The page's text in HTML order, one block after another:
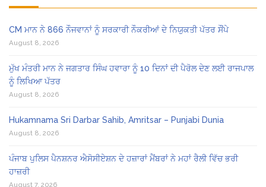
CM ਮਾਨ ਨੇ 866 ਨੌਜਵਾਨਾਂ ਨੂੰ ਸਰਕਾਰੀ ਨੌਕਰੀਆਂ ਦੇ ਨਿਯੁਕਤੀ ਪੱਤਰ ਸੌਂਪੇ
August 8, 2026
ਮੁੱਖ ਮੰਤਰੀ ਮਾਨ ਨੇ ਜਗਤਾਰ ਸਿੰਘ ਹਵਾਰਾ ਨੂੰ 10 ਦਿਨਾਂ ਦੀ ਪੈਰੋਲ ਦੇਣ ਲਈ ਰਾਜਪਾਲ
ਨੂੰ ਲਿਖਿਆ ਪੱਤਰ
August 8, 2026
Hukamnama Sri Darbar Sahib, Amritsar – Punjabi Dunia
August 8, 2026
ਪੰਜਾਬ ਪੁਲਿਸ ਪੈਨਸ਼ਨਰ ਐਸੋਸੀਏਸ਼ਨ ਦੇ ਹਜ਼ਾਰਾਂ ਮੈਂਬਰਾਂ ਨੇ ਮਹਾਂ ਰੈਲੀ ਵਿੱਚ ਭਰੀ
ਹਾਜ਼ਰੀ
August 7, 2026